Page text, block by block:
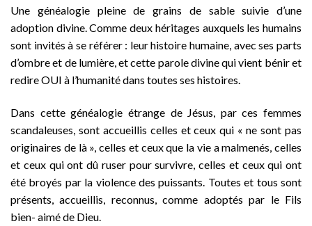
Une généalogie pleine de grains de sable suivie d’une
adoption divine. Comme deux héritages auxquels les humains
sont invités à se référer : leur histoire humaine, avec ses parts
d’ombre et de lumière, et cette parole divine qui vient bénir et
redire OUI à l’humanité dans toutes ses histoires.
Dans cette généalogie étrange de Jésus, par ces femmes
scandaleuses, sont accueillis celles et ceux qui « ne sont pas
originaires de là », celles et ceux que la vie a malmenés, celles
et ceux qui ont dû ruser pour survivre, celles et ceux qui ont
été broyés par la violence des puissants. Toutes et tous sont
présents, accueillis, reconnus, comme adoptés par le Fils
bien- aimé de Dieu.